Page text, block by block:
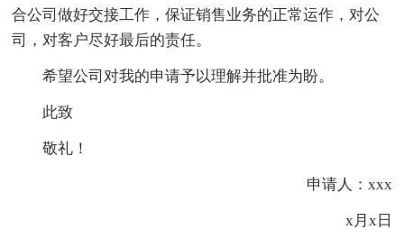
合公司做好交接工作，保证销售业务的正常运作，对公
司，对客户尽好最后的责任。
希望公司对我的申请予以理解并批准为盼。
此致
敬礼！
申请人：xxx
x月x日